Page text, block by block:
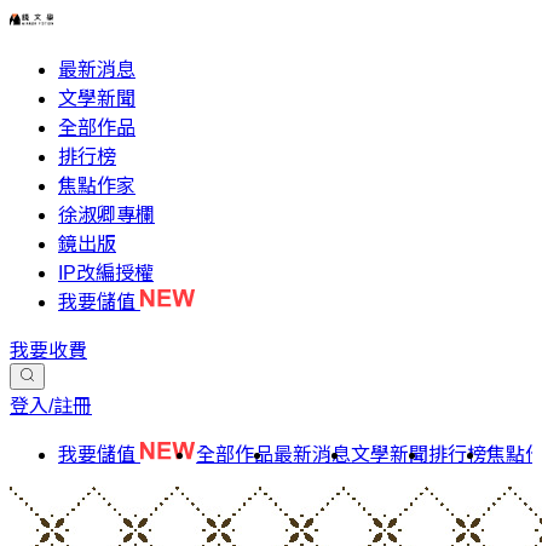
最新消息
文學新聞
全部作品
排行榜
焦點作家
徐淑卿專欄
鏡出版
IP改編授權
我要儲值
我要收費
登入/註冊
我要儲值 全部作品最新消息文學新聞排行榜焦點